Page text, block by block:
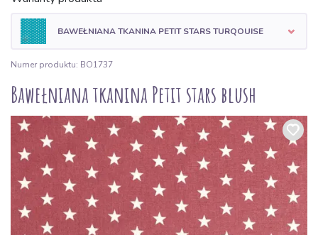
BAWEŁNIANA TKANINA PETIT STARS TURQOUISE
Numer produktu: BO1737
Bawełniana tkanina Petit stars blush